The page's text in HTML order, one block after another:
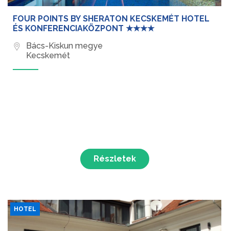
FOUR POINTS BY SHERATON KECSKEMÉT HOTEL
ÉS KONFERENCIAKÖZPONT ★★★★
Bács-Kiskun megye
Kecskemét
Részletek
HOTEL